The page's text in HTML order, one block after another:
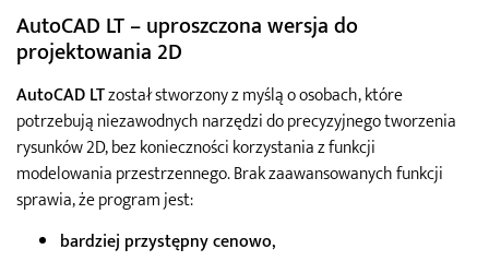
AutoCAD LT – uproszczona wersja do
projektowania 2D
AutoCAD LTzostał stworzony z myślą o osobach, które
potrzebują niezawodnych narzędzi do precyzyjnego tworzenia
rysunków 2D, bez konieczności korzystania z funkcji
modelowania przestrzennego. Brak zaawansowanych funkcji
sprawia, że program jest:
bardziej przystępny cenowo,